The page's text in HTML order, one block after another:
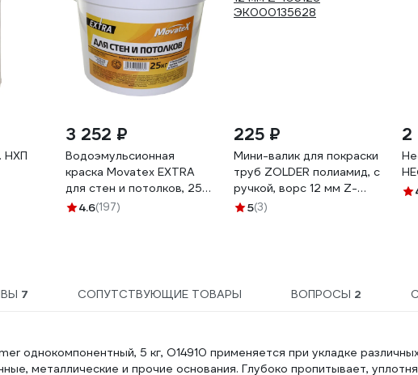
НХП
3 252 ₽
Водоэмульсионная
краска Movatex EXTRA
для стен и потолков, 25
кг Т33756
4.6(197)
225 ₽
Мини-валик для покраски
труб ZOLDER полиамид, с
ручкой, ворс 12 мм Z-
105126 ЭК000135628
5(3)
2
7 СОПУТСТВУЮЩИЕ ТОВАРЫ ВОПРОСЫ 2
однокомпонентный, 5 кг, O14910 применяется при укладке
металлические и прочие основания. Глубоко пропитывает,